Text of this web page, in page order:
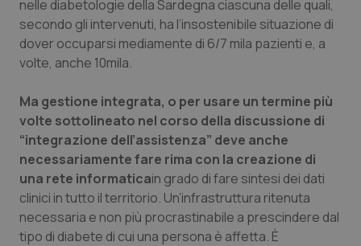
nelle diabetologie della Sardegna ciascuna delle quali,
secondo gli intervenuti, ha l’insostenibile situazione di
dover occuparsi mediamente di 6/7 mila pazienti e, a
volte, anche 10mila.
Ma gestione integrata, o per usare un termine più
volte sottolineato nel corso della discussione di
“integrazione dell’assistenza” deve anche
necessariamente fare rima con la creazione di
una rete informaticain grado di fare sintesi dei dati
clinici in tutto il territorio. Un’infrastruttura ritenuta
necessaria e non più procrastinabile a prescindere dal
tipo di diabete di cui una persona è affetta. È